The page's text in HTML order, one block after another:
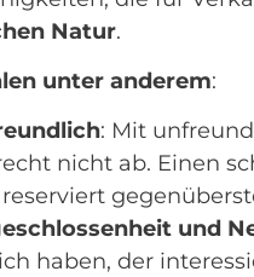
Natur.
unter anderem:
: Mit
nicht ab. Einen
und
haben, der